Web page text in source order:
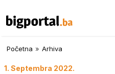
Početna » Arhiva
1. Septembra 2022.